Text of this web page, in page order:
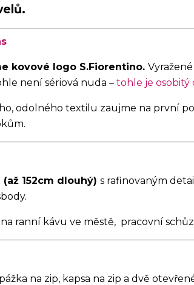
kovové logo S.Fiorentino.
není sériová nuda – tohle je osobitý
odolného textilu zaujme na první
152cm dlouhý) s rafinovaným
ranní kávu ve městě, pracovní
na zip, kapsa na zip a dvě